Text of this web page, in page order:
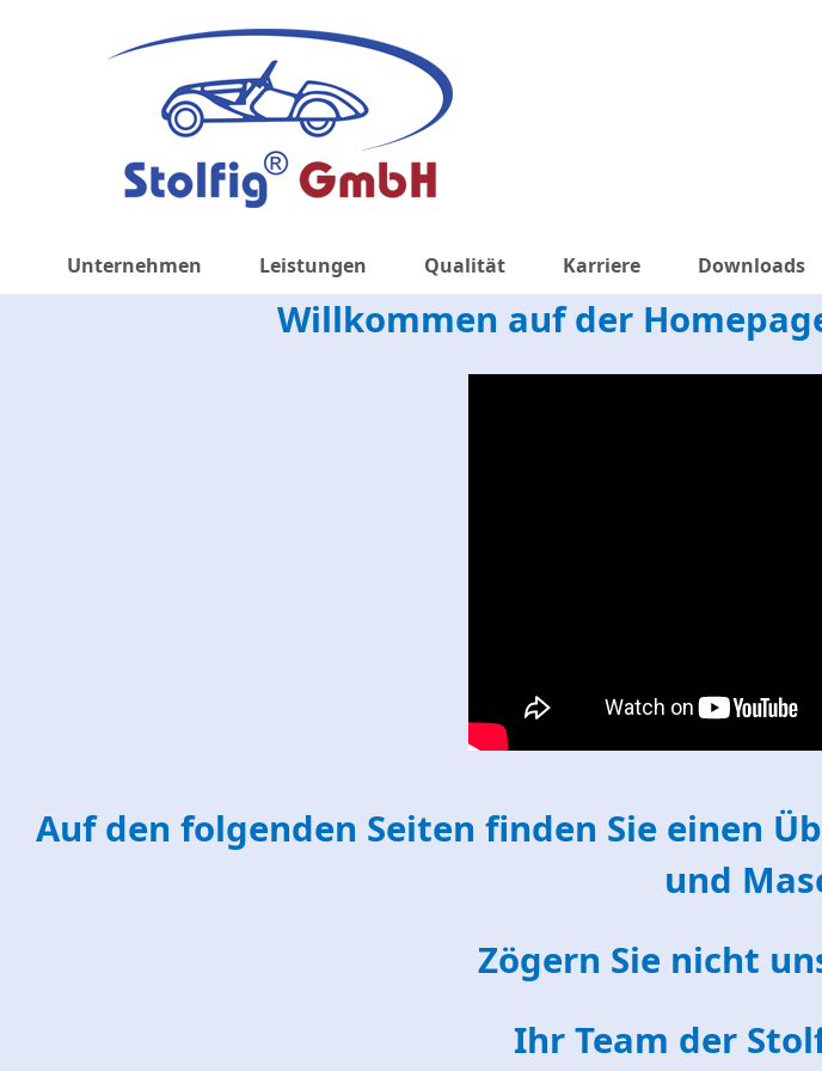
Hauptnavigation
Unternehmen Leistungen Qualität Karriere Downloads
Willkommen auf der
Auf den folgenden Seiten finden Sie einen
und
Zögern Sie nicht
Ihr Team der